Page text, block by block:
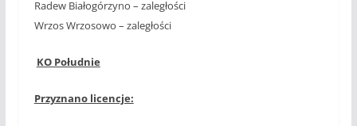
Radew Białogórzyno – zaległości
Wrzos Wrzosowo – zaległości
KO Południe
Przyznano licencje: